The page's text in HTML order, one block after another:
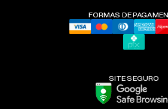
FORMAS DE
SITE SEGURO